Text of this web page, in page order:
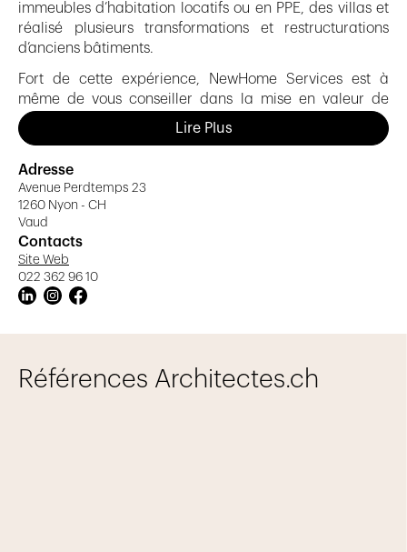
immeubles d’habitation locatifs ou en PPE, des villas et
réalisé plusieurs transformations et restructurations
d’anciens bâtiments.
Fort de cette expérience, NewHome Services est à
même de vous conseiller dans la mise en valeur de
votre propriété.
Lire Plus
Adresse
Avenue Perdtemps 23
1260 Nyon - CH
Vaud
Contacts
Site Web
022 362 96 10
Références Architectes.ch